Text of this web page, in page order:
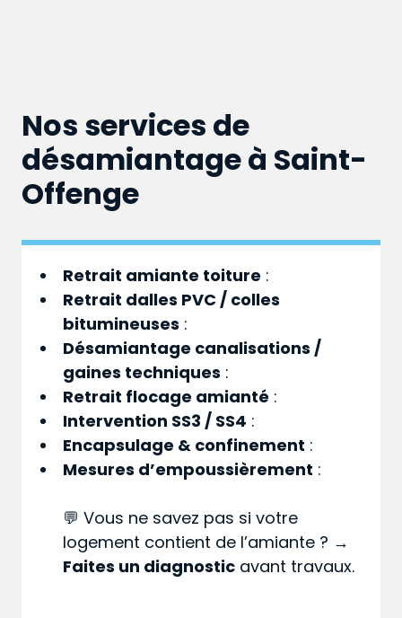
Nos services de
désamiantage à Saint-
Offenge
Retrait amiante toiture :
Retrait dalles PVC / colles
bitumineuses :
Désamiantage canalisations /
gaines techniques :
Retrait flocage amianté :
Intervention SS3 / SS4 :
Encapsulage & confinement :
Mesures d’empoussièrement :
💬 Vous ne savez pas si votre
logement contient de l’amiante ? →
Faites un diagnostic avant travaux.